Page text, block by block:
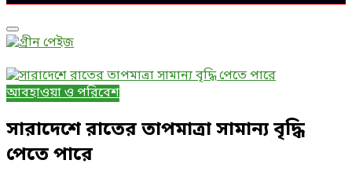
Primary
Menu
আবহাওয়া ও পরিবেশ
সারাদেশে রাতের তাপমাত্রা সামান্য বৃদ্ধি
পেতে পারে